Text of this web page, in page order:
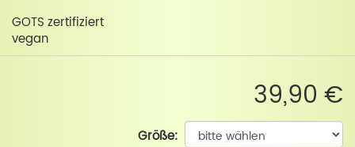
GOTS zertifiziert
vegan
39,90 €
Größe: